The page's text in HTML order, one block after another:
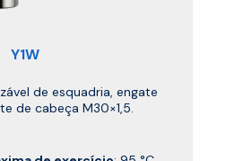
Y1W
de esquadria, engate
de cabeça M30×1,5.